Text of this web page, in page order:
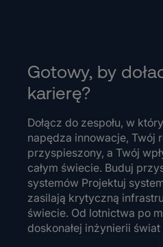
Gotowy, by
karierę?
Dołącz do zespołu, w
napędza innowacje, Twój
przyspieszony, a Twój
całym świecie. Buduj
systemów Projektuj
zasilają krytyczną
świecie. Od lotnictwa po
doskonałej inżynierii